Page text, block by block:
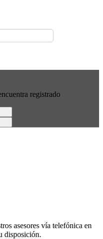
registrado
asesores vía telefónica en
disposición.